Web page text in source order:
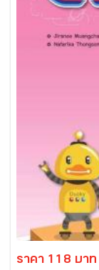
ราคา 118 บาท